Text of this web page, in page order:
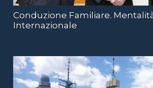
Conduzione Familiare.
Internazionale